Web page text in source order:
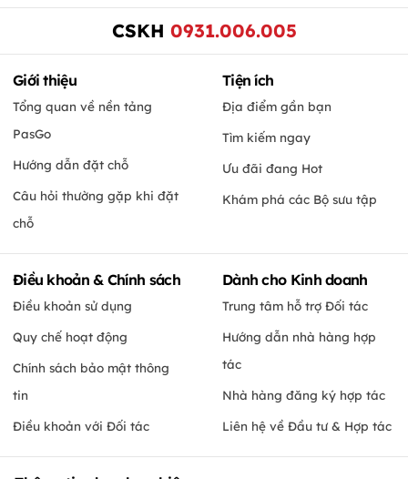
CSKH 0931.006.005
Giới thiệu
Tổng quan về nền tảng
PasGo
Hướng dẫn đặt chỗ
Câu hỏi thường gặp khi đặt
chỗ
Tiện ích
Địa điểm gần bạn
Tìm kiếm ngay
Ưu đãi đang Hot
Khám phá các Bộ sưu tập
Điều khoản & Chính sách
Điều khoản sử dụng
Quy chế hoạt động
Chính sách bảo mật thông
tin
Điều khoản với Đối tác
Dành cho Kinh doanh
Trung tâm hỗ trợ Đối tác
Hướng dẫn nhà hàng hợp
tác
Nhà hàng đăng ký hợp tác
Liên hệ về Đầu tư & Hợp tác